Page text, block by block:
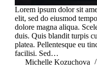
Lorem ipsum dolor sit
elit, sed do eiusmod
dolore magna aliqua.
duis. Quis blandit turpis
platea. Pellentesque eu
facilisi. Sed…
Michelle Kozuchova